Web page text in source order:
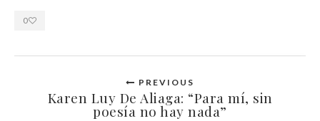
0
PREVIOUS
Karen Luy De Aliaga: “Para mí, sin
poesía no hay nada”